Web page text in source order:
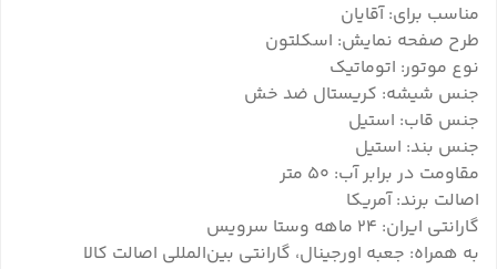
مناسب برای: آقایان
طرح صفحه نمایش: اسکلتون
نوع موتور: اتوماتیک
جنس شیشه: کریستال ضد خش
جنس قاب: استیل
جنس بند: استیل
مقاومت در برابر آب: ۵۰ متر
اصالت برند: آمریکا
گارانتی ایران: ۲۴ ماهه وستا سرویس
به همراه: جعبه اورجینال، گارانتی بین‌المللی اصالت کالا